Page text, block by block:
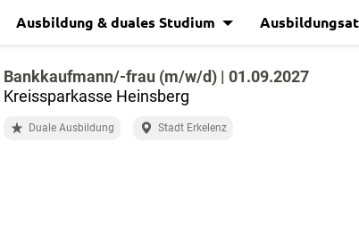
Ausbildung & duales Studium
Bankkaufmann/-frau (m/w/d) | 01.09.2027
Kreissparkasse Heinsberg
Duale Ausbildung Stadt Erkelenz